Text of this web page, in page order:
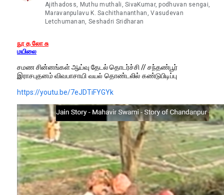
Ajithadoss, Muthu muthali, SivaKumar, podhuvan sengai,
Maravanpulavu K. Sachithananthan, Vasudevan
Letchumanan, Seshadri Sridharan
நூ த லோ சு
மயிலை
சமண சின்னங்கள் ஆய்வு தேடல் தொடர்ச்சி // சந்தண்பூர்
இராசபுதனம்விவபாசாயி வயல் தொண்டலில் கண்டுபிடிப்பு
https://youtu.be/7eJDTiFYGYk